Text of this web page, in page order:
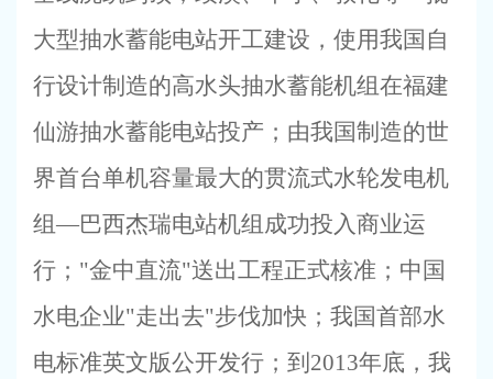
大型抽水蓄能电站开工建设，使用我国自
行设计制造的高水头抽水蓄能机组在福建
仙游抽水蓄能电站投产；由我国制造的世
界首台单机容量最大的贯流式水轮发电机
组—巴西杰瑞电站机组成功投入商业运
行； "金中直流"送出工程正式核准；中国
水电企业"走出去"步伐加快；我国首部水
电标准英文版公开发行；到 2013年底，我